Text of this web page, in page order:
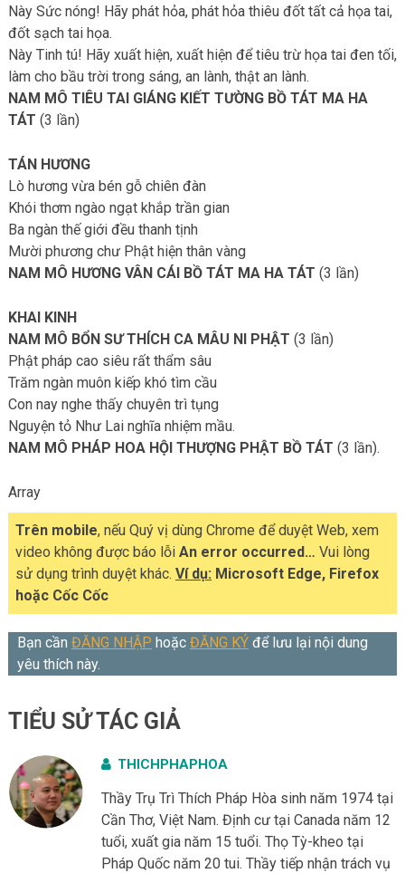
Này Sức nóng! Hãy phát hỏa, phát hỏa thiêu đốt tất cả họa tai,
đốt sạch tai họa.
Này Tinh tú! Hãy xuất hiện, xuất hiện để tiêu trừ họa tai đen tối,
làm cho bầu trời trong sáng, an lành, thật an lành.
NAM MÔ TIÊU TAI GIÁNG KIẾT TƯỜNG BỒ TÁT MA HA
TÁT (3 lần)
TÁN HƯƠNG
Lò hương vừa bén gỗ chiên đàn
Khói thơm ngào ngạt khắp trần gian
Ba ngàn thế giới đều thanh tịnh
Mười phương chư Phật hiện thân vàng
NAM MÔ HƯƠNG VÂN CÁI BỒ TÁT MA HA TÁT (3 lần)
KHAI KINH
NAM MÔ BỔN SƯ THÍCH CA MÂU NI PHẬT (3 lần)
Phật pháp cao siêu rất thẩm sâu
Trăm ngàn muôn kiếp khó tìm cầu
Con nay nghe thấy chuyên trì tụng
Nguyện tỏ Như Lai nghĩa nhiệm mầu.
NAM MÔ PHÁP HOA HỘI THƯỢNG PHẬT BỒ TÁT (3 lần).
Array
Trên mobile, nếu Quý vị dùng Chrome để duyệt Web, xem
video không được báo lỗi An error occurred… Vui lòng
sử dụng trình duyệt khác. Ví dụ: Microsoft Edge, Firefox
hoặc Cốc Cốc
Bạn cần ĐĂNG NHẬP hoặc ĐĂNG KÝđể lưu lại nội dung
yêu thích này.
TIỂU SỬ TÁC GIẢ
THICHPHAPHOA
Thầy Trụ Trì Thích Pháp Hòa sinh năm 1974 tại
Cần Thơ, Việt Nam. Định cư tại Canada năm 12
tuổi, xuất gia năm 15 tuổi. Thọ Tỳ-kheo tại
Pháp Quốc năm 20 tui. Thầy tiếp nhận trách vụ